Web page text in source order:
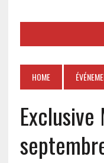
HOME
Exclusive